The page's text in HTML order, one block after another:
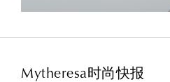
Mytheresa时尚快报